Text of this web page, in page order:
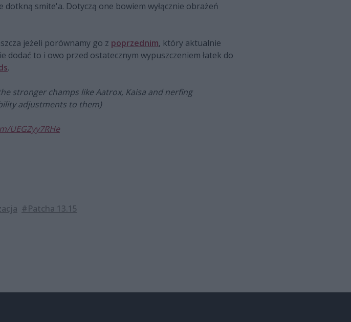
smite'a. Dotyczą one bowiem wyłącznie obrażeń
jeżeli porównamy go z poprzednim, który aktualnie
dodać to i owo przed ostatecznym wypuszczeniem łatek do
.
stronger champs like Aatrox, Kaisa and nerfing
adjustments to them)
UEGZyy7RHe
#Patcha 13.15